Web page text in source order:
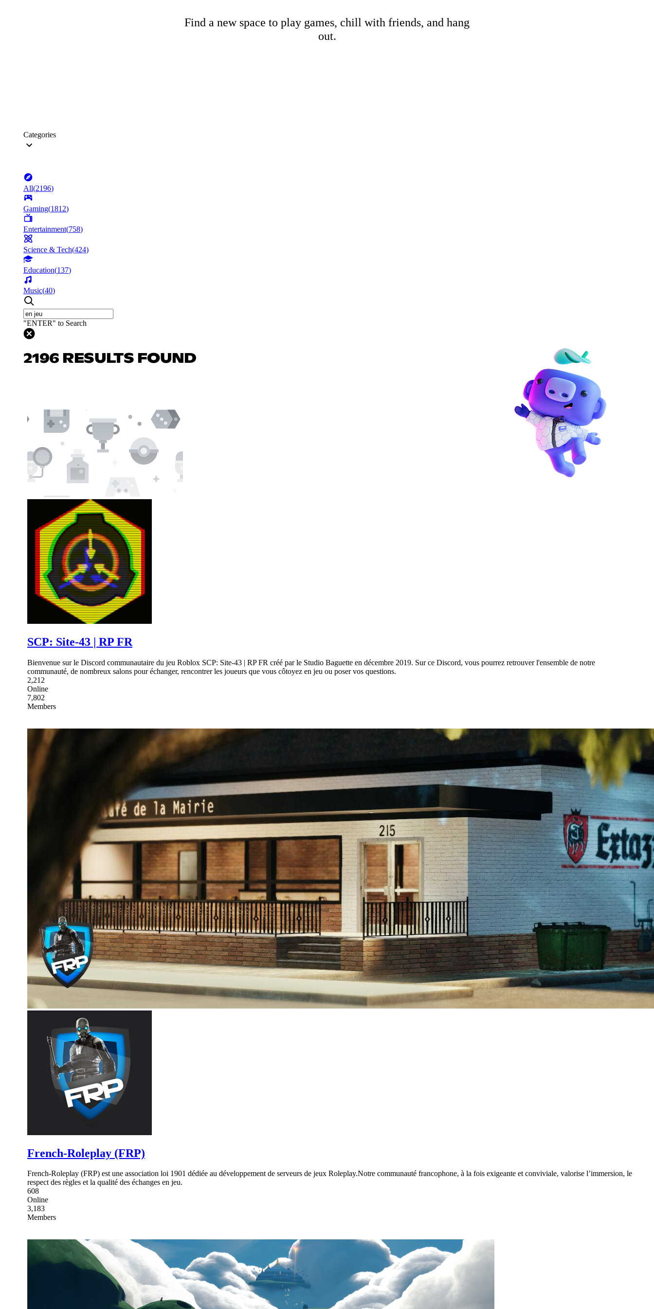
Find a new space to play games, chill with friends, and hang
out.
Categories
All(2196)
Gaming(1812)
Entertainment(758)
Science & Tech(424)
Education(137)
Music(40)
"ENTER" to Search
2196 RESULTS FOUND
SCP: Site-43 | RP FR
Bienvenue sur le Discord communautaire du jeu Roblox SCP: Site-43 | RP FR créé par le Studio Baguette en décembre 2019. Sur ce Discord, vous pourrez retrouver l'ensemble de notre
communauté, de nombreux salons pour échanger, rencontrer les joueurs que vous côtoyez en jeu ou poser vos questions.
2,212
Online
7,802
Members
French-Roleplay (FRP)
French-Roleplay (FRP) est une association loi 1901 dédiée au développement de serveurs de jeux Roleplay.Notre communauté francophone, à la fois exigeante et conviviale, valorise l’immersion, le
respect des règles et la qualité des échanges en jeu.
608
Online
3,183
Members